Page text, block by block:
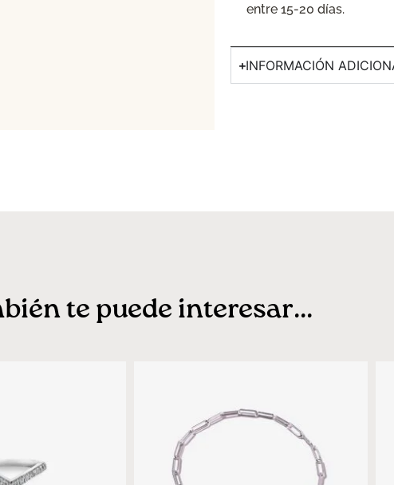
entre 15-20 días.
INFORMACIÓN
te puede interesar...